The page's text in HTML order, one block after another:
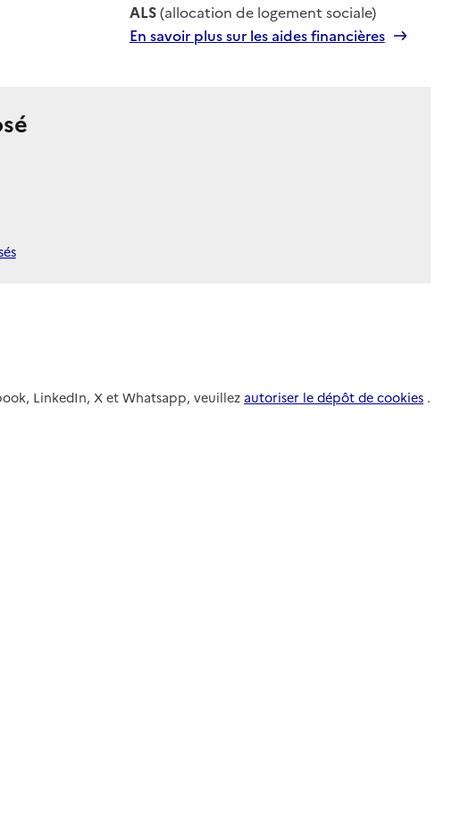
ALS(allocation de logement sociale)
En savoir plus sur les aides financières
LinkedIn, X et Whatsapp, veuillez autoriser le dépôt de cookies .